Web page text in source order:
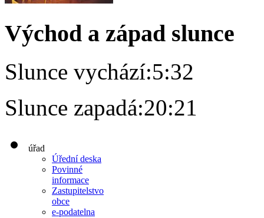
Východ a západ slunce
Slunce vychází:5:32
Slunce zapadá:20:21
úřad
Úřední deska
Povinné
informace
Zastupitelstvo
obce
e-podatelna